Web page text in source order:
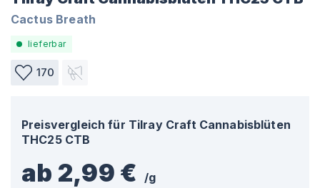
Cactus Breath
lieferbar
170
Preisvergleich für Tilray Craft Cannabisblüten
THC25 CTB
ab 2,99 € /g